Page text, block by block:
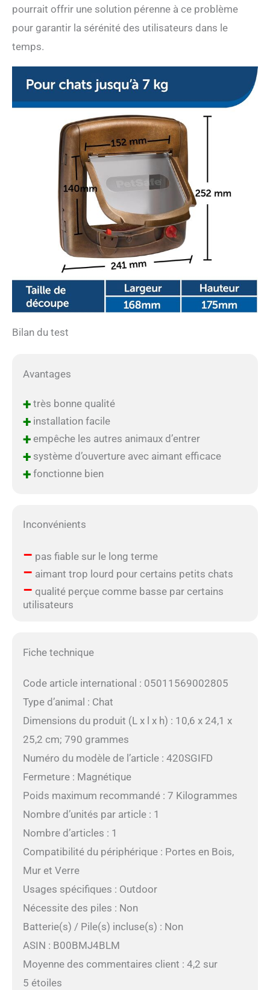
pourrait offrir une solution pérenne à ce problème
pour garantir la sérénité des utilisateurs dans le
temps.
Bilan du test
Avantages
+très bonne qualité
+installation facile
+empêche les autres animaux d’entrer
+système d’ouverture avec aimant efficace
+fonctionne bien
Inconvénients
– pas fiable sur le long terme
– aimant trop lourd pour certains petits chats
– qualité perçue comme basse par certains
utilisateurs
Fiche technique
Code article international : 05011569002805
Type d’animal : Chat
Dimensions du produit (L x l x h) : 10,6 x 24,1 x
25,2 cm; 790 grammes
Numéro du modèle de l’article : 420SGIFD
Fermeture : Magnétique
Poids maximum recommandé : 7 Kilogrammes
Nombre d’unités par article : 1
Nombre d’articles : 1
Compatibilité du périphérique : Portes en Bois,
Mur et Verre
Usages spécifiques : Outdoor
Nécessite des piles : Non
Batterie(s) / Pile(s) incluse(s) : Non
ASIN : B00BMJ4BLM
Moyenne des commentaires client : 4,2 sur
5 étoiles